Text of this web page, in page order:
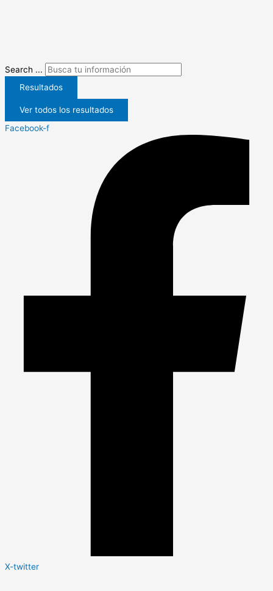
Search ...
Resultados
Ver todos los resultados
Facebook-f
X-twitter